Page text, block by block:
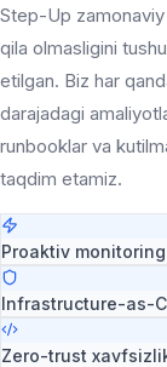
Step-Up
qila olmasligini
etilgan. Biz har
darajadagi
runbooklar va
taqdim etamiz.
Proaktiv
Infrastructure-as-
Zero-trust